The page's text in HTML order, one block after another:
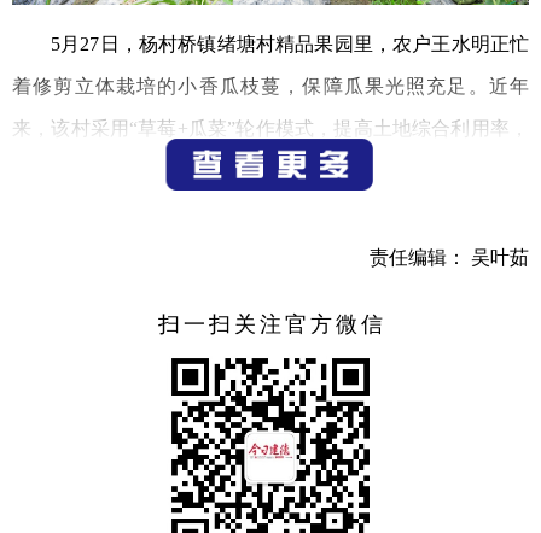
5月27日，杨村桥镇绪塘村精品果园里，农户王水明正忙
着修剪立体栽培的小香瓜枝蔓，保障瓜果光照充足。近年
来，该村采用“草莓+瓜菜”轮作模式，提高土地综合利用率，
（记者 宁文武）
责任编辑： 吴叶茹
扫一扫关注官方微信